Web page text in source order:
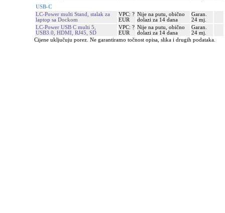
USB-C
LC-Power multi Stand, stalak za
laptop sa Dockom
VPC: ?
EUR
Nije na putu, obično
dolazi za 14 dana
Garan.
24 mj.
LC-Power USB C multi 5,
USB3.0, HDMI, RJ45, SD
VPC: ?
EUR
Nije na putu, obično
dolazi za 14 dana
Garan.
24 mj.
Cijene uključuju porez. Ne garantiramo točnost opisa, slika i drugih podataka.